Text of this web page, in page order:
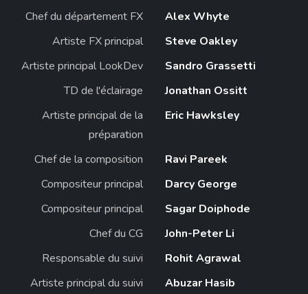
Chef du département FX
Alex Whyte
Artiste FX principal
Steve Oakley
Artiste principal LookDev
Sandro Grassetti
TD de l'éclairage
Jonathan Ossitt
Artiste principal de la
préparation
Eric Hawksley
Chef de la composition
Ravi Pareek
Compositeur principal
Darcy George
Compositeur principal
Sagar Doiphode
Chef du CG
John-Peter Li
Responsable du suivi
Rohit Agrawal
Artiste principal du suivi
Abuzar Hasib